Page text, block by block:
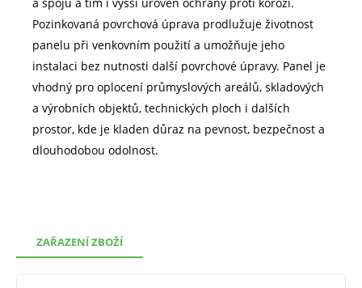
Pozinkovaná povrchová úprava prodlužuje životnost
panelu při venkovním použití a umožňuje jeho
instalaci bez nutnosti další povrchové úpravy. Panel je
vhodný pro oplocení průmyslových areálů, skladových
a výrobních objektů, technických ploch i dalších
prostor, kde je kladen důraz na pevnost, bezpečnost a
dlouhodobou odolnost.
ZAŘAZENÍ ZBOŽÍ